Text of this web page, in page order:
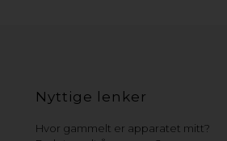
Nyttige lenker
Hvor gammelt er apparatet mitt?